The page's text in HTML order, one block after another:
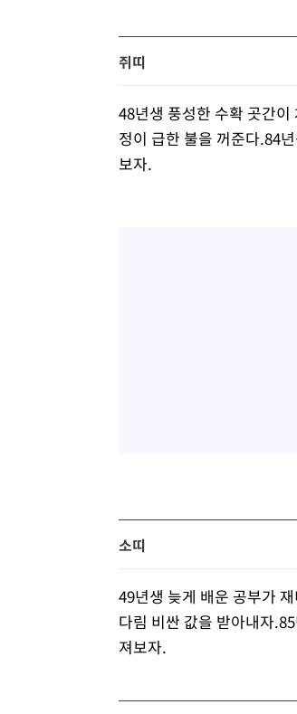
쥐띠
48년생 풍성한 수확 곳간
정이 급한 불을 꺼준다.84
보자.
소띠
49년생 늦게 배운 공부가
다림 비싼 값을 받아내자
져보자.